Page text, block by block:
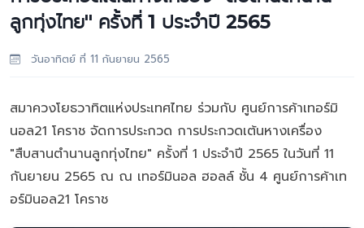
ลูกทุ่งไทย" ครั้งที่ 1 ประจำปี 2565
วันอาทิตย์ ที่ 11 กันยายน 2565
สมาควงโยธวาทิตแห่งประเทศไทย ร่วมกับ ศูนย์การค้าเทอร์มิ
นอล21 โคราช จัดการประกวด การประกวดเต้นหางเครื่อง
"สืบสานตำนานลูกทุ่งไทย" ครั้งที่ 1 ประจำปี 2565 ในวันที่ 11
กันยายน 2565 ณ ณ เทอร์มินอล ฮอลล์ ชั้น 4 ศูนย์การค้าเท
อร์มินอล21 โคราช